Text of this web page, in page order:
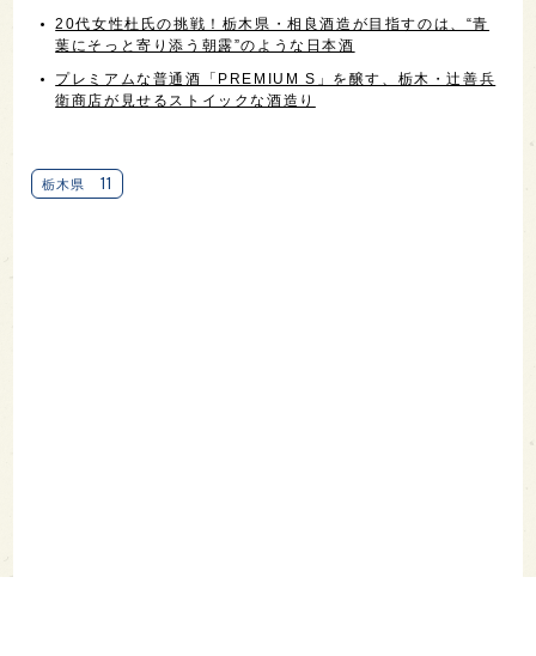
20代女性杜氏の挑戦！栃木県・相良酒造が目指すのは、“青
葉にそっと寄り添う朝露”のような日本酒
プレミアムな普通酒「PREMIUM S」を醸す、栃木・辻善兵
衛商店が見せるストイックな酒造り
栃木県 11